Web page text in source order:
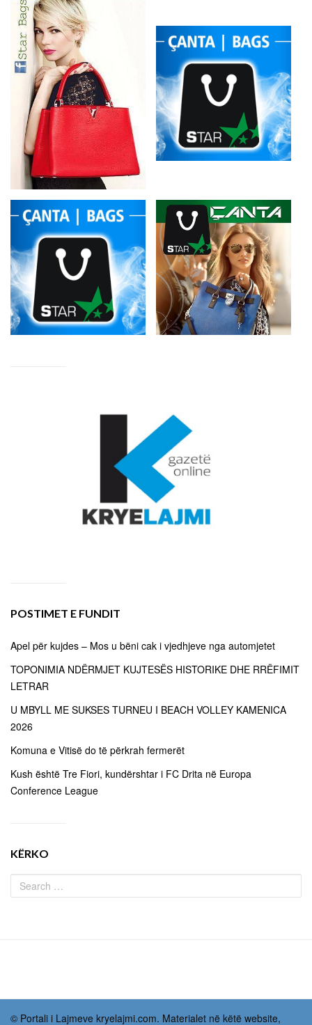
POSTIMET E FUNDIT
Apel për kujdes – Mos u bëni cak i vjedhjeve nga automjetet
TOPONIMIA NDËRMJET KUJTESËS HISTORIKE DHE RRËFIMIT
LETRAR
U MBYLL ME SUKSES TURNEU I BEACH VOLLEY KAMENICA
2026
Komuna e Vitisë do të përkrah fermerët
Kush është Tre Fiori, kundërshtar i FC Drita në Europa
Conference League
KËRKO
© Portali i Lajmeve kryelajmi.com. Materialet në këtë website,